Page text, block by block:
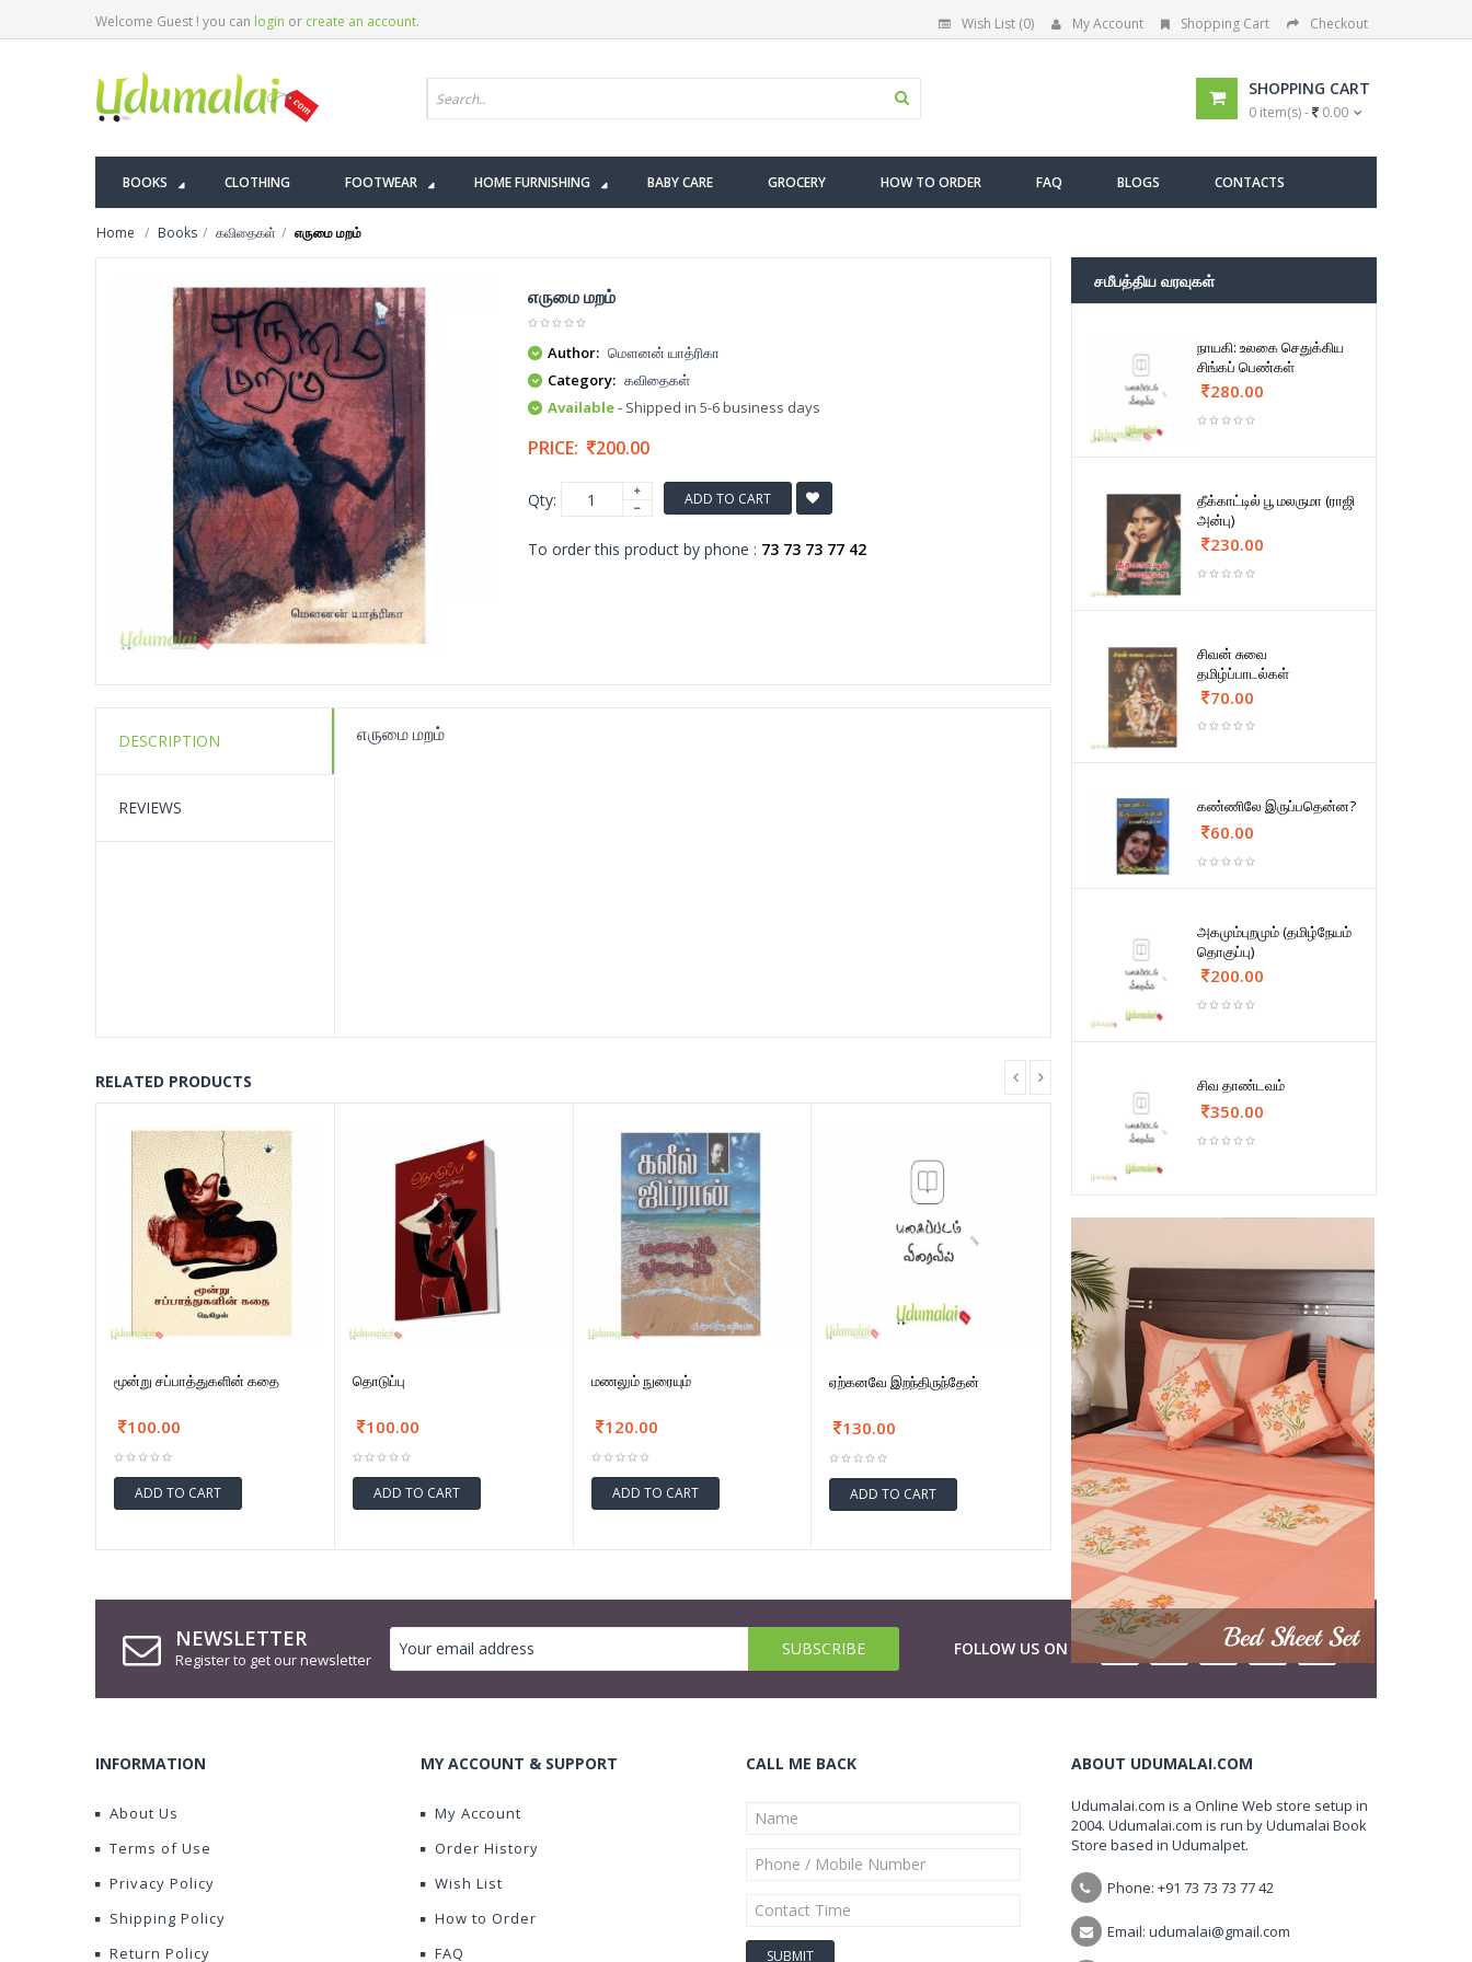
Welcome Guest ! you can login or create an account. Wish List (0) My Account Shopping Cart Checkout
SHOPPING CART
0 item(s) - 0.00
BOOKS CLOTHING FOOTWEAR HOME FURNISHING BABY CARE GROCERY HOW TO ORDER FAQ BLOGS CONTACTS
Home Books கவிதைகள் எருமை மறம்
எருமை மறம்
Author: மௌனன் யாத்ரிகா
Category: கவிதைகள்
Available- Shipped in 5-6 business days
PRICE: 200.00
Qty: ADD TO CART
To order this product by phone : 73 73 73 77 42
DESCRIPTION
REVIEWS
எருமை மறம்
RELATED PRODUCTS
மூன்று சப்பாத்துகளின் கதை
100.00
ADD TO CART
தொடுப்பு
100.00
ADD TO CART
மணலும் நுரையும்
120.00
ADD TO CART
ஏற்கனவே இறந்திருந்தேன்
130.00
ADD TO CART
சமீபத்திய வரவுகள்
நாயகி: உலகை செதுக்கிய
சிங்கப் பெண்கள்
280.00
தீக்காட்டில் பூ மலருமா (ராஜி
அன்பு)
230.00
சிவன் சுவை
தமிழ்ப்பாடல்கள்
70.00
கண்ணிலே இருப்பதென்ன?
60.00
அகமும்புறமும் (தமிழ்நேயம்
தொகுப்பு)
200.00
சிவ தாண்டவம்
350.00
NEWSLETTER
Register to get our newsletter
FOLLOW US ON
INFORMATION
About Us
Terms of Use
Privacy Policy
Shipping Policy
Return Policy
MY ACCOUNT & SUPPORT
My Account
Order History
Wish List
How to Order
FAQ
CALL ME BACK ABOUT UDUMALAI.COM
Udumalai.com is a Online Web store setup in
2004. Udumalai.com is run by Udumalai Book
Store based in Udumalpet.
Phone: +91 73 73 73 77 42
Email: udumalai@gmail.com